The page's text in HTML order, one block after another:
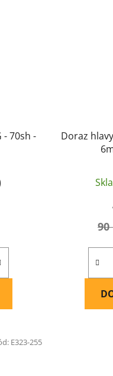
- 70sh -
Doraz
90
E323-255